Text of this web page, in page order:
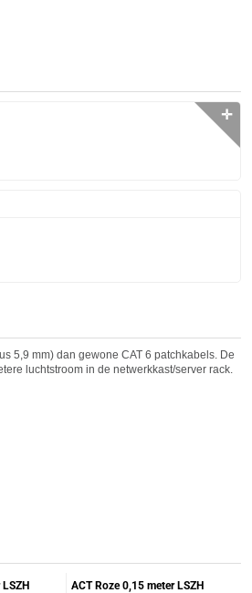
✛
5,9 mm) dan gewone CAT 6 patchkabels. De
luchtstroom in de netwerkkast/server rack.
ACT Roze 0,15 meter LSZH